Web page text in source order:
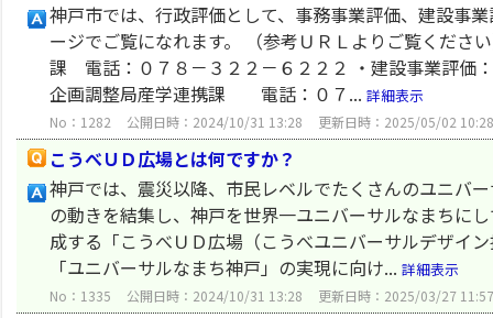
神戸市では、行政評価として、事務事業評価、建設事
ージでご覧になれます。 （参考ＵＲＬよりご覧くださ
課 電話：０７８－３２２－６２２２ ・建設事業評価
企画調整局産学連携課 電話：０７... 詳細表示
No：1282 公開日時：2024/10/31 13:28 更新日時：2025/05/02 10:28
こうべＵＤ広場とは何ですか？
神戸では、震災以降、市民レベルでたくさんのユニバ
の動きを結集し、神戸を世界一ユニバーサルなまちに
成する「こうべＵＤ広場（こうべユニバーサルデザイ
「ユニバーサルなまち神戸」の実現に向け... 詳細表示
No：1335 公開日時：2024/10/31 13:28 更新日時：2025/03/27 11:57